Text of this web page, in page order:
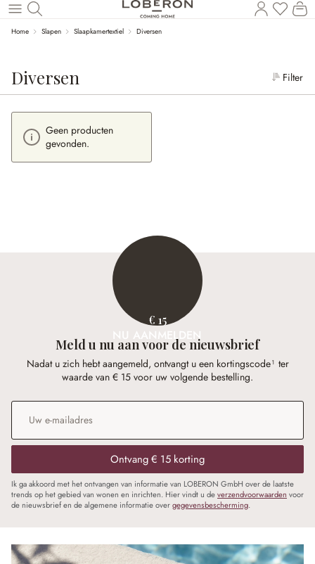
Naar de hoofdinhoud
Home Slapen Slaapkamertextiel Diversen
Diversen Filter
Geen producten
gevonden.
€ 15
NU AANMELDEN
Meld u nu aan voor de nieuwsbrief
Nadat u zich hebt aangemeld, ontvangt u een kortingscode¹ ter
waarde van € 15 voor uw volgende bestelling.
E-mailadres
Ontvang € 15 korting
Ik ga akkoord met het ontvangen van informatie van LOBERON GmbH over de laatste
trends op het gebied van wonen en inrichten. Hier vindt u deverzendvoorwaarden voor
de nieuwsbrief en de algemene informatie overgegevensbescherming.